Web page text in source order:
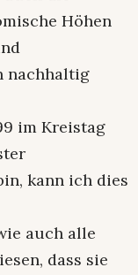
Höhen
nachhaltig
im Kreistag
kann ich dies
auch alle
dass sie